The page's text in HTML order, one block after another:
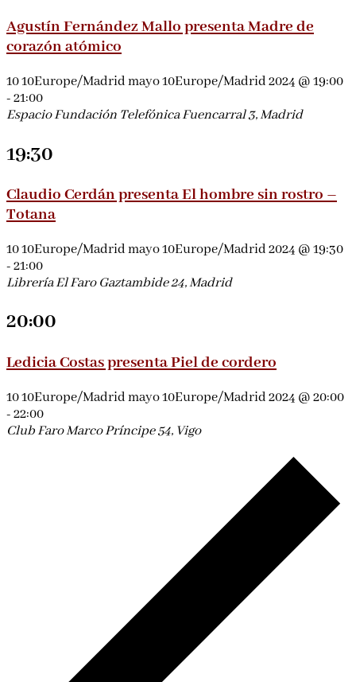
Agustín Fernández Mallo presenta Madre de
corazón atómico
10 10Europe/Madrid mayo 10Europe/Madrid 2024 @ 19:00
-21:00
Espacio Fundación TelefónicaFuencarral 3, Madrid
19:30
Claudio Cerdán presenta El hombre sin rostro –
Totana
10 10Europe/Madrid mayo 10Europe/Madrid 2024 @ 19:30
-21:00
Librería El FaroGaztambide 24, Madrid
20:00
Ledicia Costas presenta Piel de cordero
10 10Europe/Madrid mayo 10Europe/Madrid 2024 @ 20:00
-22:00
Club Faro MarcoPríncipe 54, Vigo